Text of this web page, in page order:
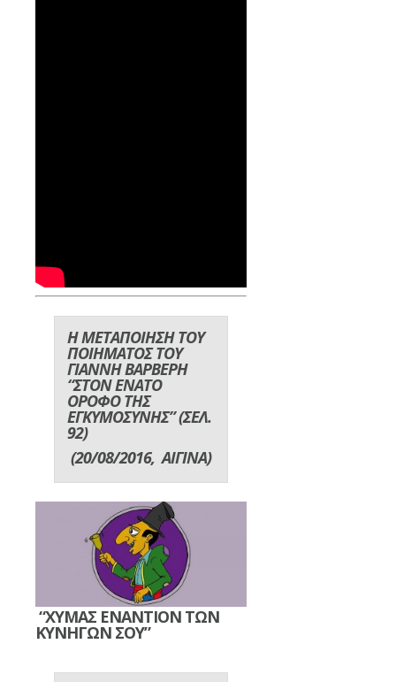
Η ΜΕΤΑΠΟΙΗΣΗ ΤΟΥ
ΠΟΙΗΜΑΤΟΣ ΤΟΥ
ΓΙΑΝΝΗ ΒΑΡΒΕΡΗ
“ΣΤΟΝ ΕΝΑΤΟ
ΟΡΟΦΟ ΤΗΣ
ΕΓΚΥΜΟΣΥΝΗΣ” (ΣΕΛ.
92)
(20/08/2016, ΑΙΓΙΝΑ)
“ΧΥΜΑΣ ΕΝΑΝΤΙΟΝ ΤΩΝ
ΚΥΝΗΓΩΝ ΣΟΥ”